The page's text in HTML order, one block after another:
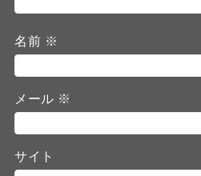
名前 ※
メール ※
サイト